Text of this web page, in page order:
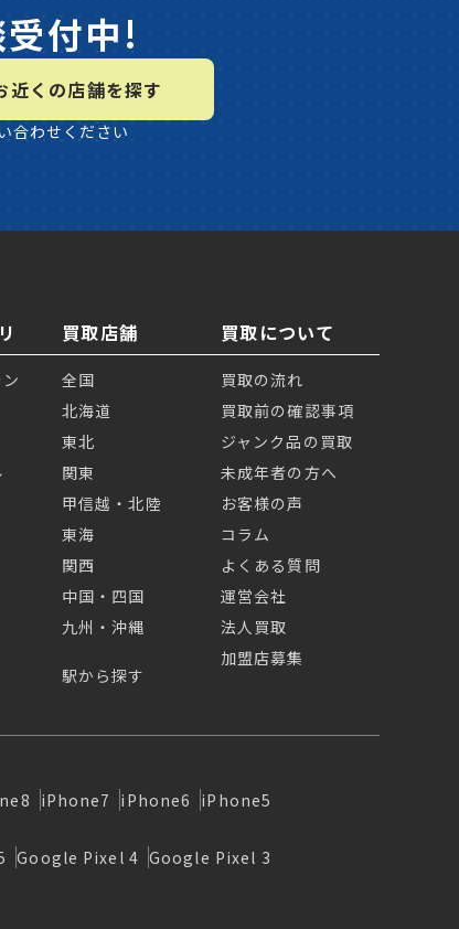
付中!
近くの店舗を探す
合わせください
買取店舗
全国
北海道
東北
関東
甲信越・北陸
東海
関西
中国・四国
九州・沖縄
駅から探す
買取について
買取の流れ
買取前の確認事項
ジャンク品の買取
未成年者の方へ
お客様の声
コラム
よくある質問
運営会社
法人買取
加盟店募集
iPhone7 iPhone6 iPhone5
Google Pixel 4 Google Pixel 3